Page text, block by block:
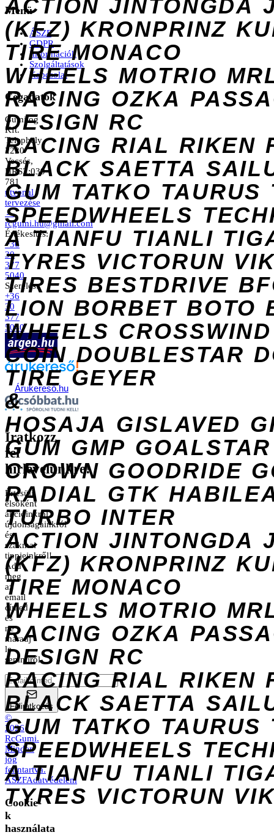
ACTION JINTONGDA
(KFZ) KRONPRINZ
TIRE MONACO
WHEELS MOTRIO
RACING OZKA
DESIGN RC
RACING RIAL RIKEN
BLACK SAETTA
GUM TATKO TAURUS
SPEEDWHEELS
A TIANFU TIANLI
TYRES VICTORUN
TIRES BESTDRIVE
LION BORBET BOTO
WHEELS CROSSWIND
COIN DOUBLESTAR
TIRE GEYER
&
HOSAJA GISLAVED
GUM GMP GOALSTAR
CROWN GOODRIDE
RADIAL GTK
TURBO INTER
ACTION JINTONGDA
(KFZ) KRONPRINZ
TIRE MONACO
WHEELS MOTRIO
RACING OZKA
DESIGN RC
RACING RIAL RIKEN
BLACK SAETTA
GUM TATKO TAURUS
SPEEDWHEELS
A TIANFU TIANLI
TYRES VICTORUN
Menü
ÁSZF
GDPR
Információk
Szolgáltatások
Kapcsolat
Cégadatok
Gumilog
Kft.
Telephely
2220
Vecsés,
HRSZ:039
781
útvonal
tervezése
→
rcgumi.hu@gmail.com
Értékesítés:
+36
30
377
5040
Szerelés:
+36
30
377
5040
Árukereső.hu
Iratkozz
fel
hírlevelünkre!
Értesülj
elsőként
akcióinkról,
újdonságainkról
és
szakmai
tippjeinkről!
Add
meg
az
email
címed
és
ne
maradj
le
semmiről.
Feliratkozás
©
2026
RcGumi.
Minden
jog
fenntartva.
ÁSZFAdatvédelem
Cookie-
k
használata